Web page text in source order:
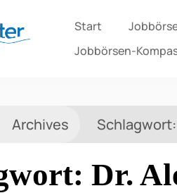
Start
Jobbörsen-
Archives Schlagwort:
Dr.